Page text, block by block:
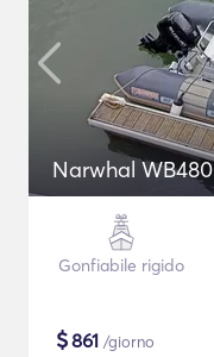
Narwhal WB480
Gonfiabile rigido
$861 /giorno